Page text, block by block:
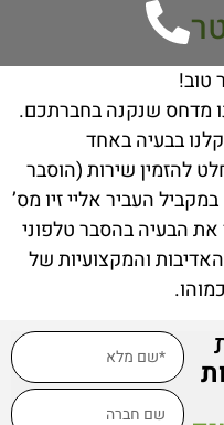
טוב!
מדחס שנקנה בחברתכם.
האחרון (27.7.17) נתקלנו בבעיה באחד
להזמין שירות (הוסבר
העביר אליי זיו מס’
הבעיה בהסבר טלפוני
והמקצועיות של